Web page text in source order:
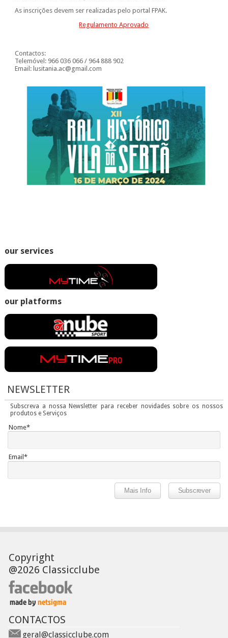
As inscrições devem ser realizadas pelo portal FPAK.
Regulamento Aprovado
Contactos:
Telemóvel: 966 036 066 / 964 888 902
Email: lusitania.ac@gmail.com
our services
our platforms
NEWSLETTER
Subscreva a nossa Newsletter para receber novidades sobre os nossos
produtos e Serviços
Nome*
Email*
Copyright
@2026 Classicclube
CONTACTOS
geral@classicclube.com